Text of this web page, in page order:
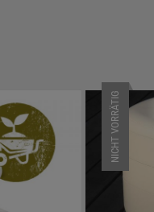
NICHT VORRÄTIG